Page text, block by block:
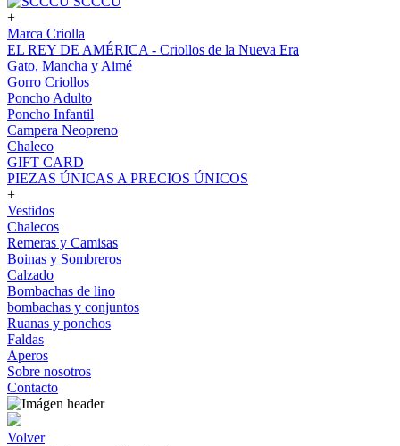
+
Marca Criolla
EL REY DE AMÉRICA - Criollos de la Nueva Era
Gato, Mancha y Aimé
Gorro Criollos
Poncho Adulto
Poncho Infantil
Campera Neopreno
Chaleco
GIFT CARD
PIEZAS ÚNICAS A PRECIOS ÚNICOS
+
Vestidos
Chalecos
Remeras y Camisas
Boinas y Sombreros
Calzado
Bombachas de lino
bombachas y conjuntos
Ruanas y ponchos
Faldas
Aperos
Sobre nosotros
Contacto
Volver